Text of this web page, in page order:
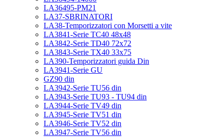
LA36495-PM21
LA37-SBRINATORI
LA38-Temporizzatori con Morsetti a vite
LA3841-Serie TC40 48x48
LA3842-Serie TD40 72x72
LA3843-Serie TX40 33x75
LA390-Temporizzatori guida Din
LA3941-Serie GU
GZ90 din
LA3942-Serie TU56 din
LA3943-Serie TU93 - TU94 din
LA3944-Serie TV49 din
LA3945-Serie TV51 din
LA3946-Serie TV52 din
LA3947-Serie TV56 din